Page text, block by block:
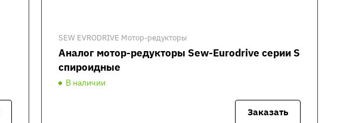
SEW EVRODRIVE Мотор-редукторы
Аналог мотор-редукторы Sew-Eurodrive серии S
спироидные
В наличии
Заказать